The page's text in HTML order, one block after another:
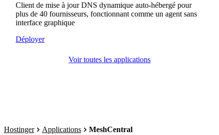
Client de mise à jour DNS dynamique auto-hébergé pour
plus de 40 fournisseurs, fonctionnant comme un agent sans
interface graphique
Déployer
Voir toutes les applications
Hostinger Applications MeshCentral